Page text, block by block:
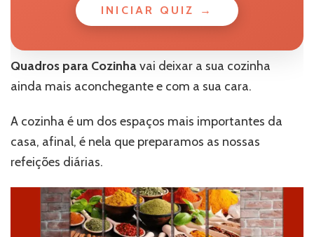
INICIAR QUIZ →
Quadros para Cozinhavai deixar a sua cozinha
ainda mais aconchegante e com a sua cara.
A cozinha é um dos espaços mais importantes da
casa, afinal, é nela que preparamos as nossas
refeições diárias.